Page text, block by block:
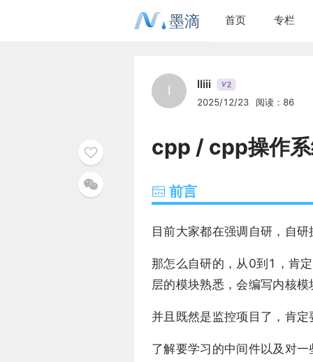
墨滴 首页 专栏
l lliii V2
2025/12/23 阅读：86
cpp / cpp操作
前言
目前大家都在强调自研，自
那怎么自研的，从0到1，肯
层的模块熟悉，会编写内核模
并且既然是监控项目了，肯
了解要学习的中间件以及对